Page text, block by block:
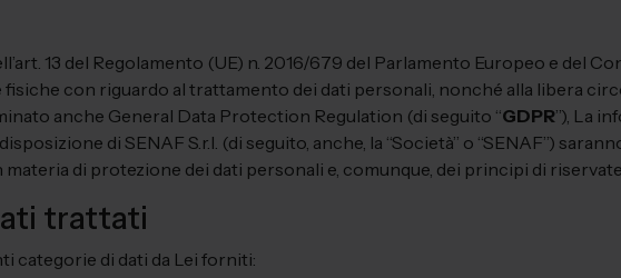
13 del Regolamento (UE) n. 2016/679 del Parlamento Europeo e del
con riguardo al trattamento dei dati personali, nonché alla libera
anche General Data Protection Regulation (di seguito “GDPR”), La
di SENAF S.r.l. (di seguito, anche, la “Società” o “SENAF”)
di protezione dei dati personali e, comunque, dei principi di
trattati
categorie di dati da Lei forniti: